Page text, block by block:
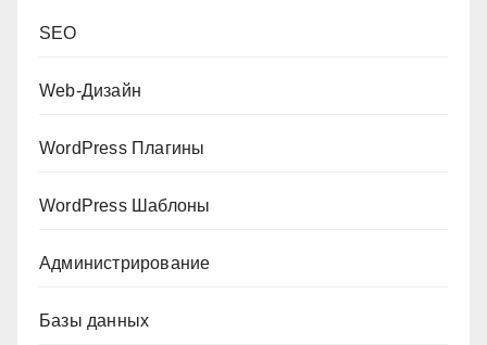
SEO
Web-Дизайн
WordPress Плагины
WordPress Шаблоны
Администрирование
Базы данных